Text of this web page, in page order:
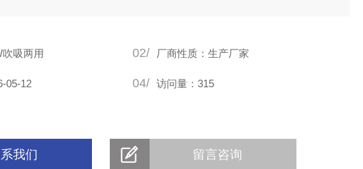
吸两用 02/ 厂商性质：生产厂家
05-12 04/ 访问量：315
我们 留言咨询